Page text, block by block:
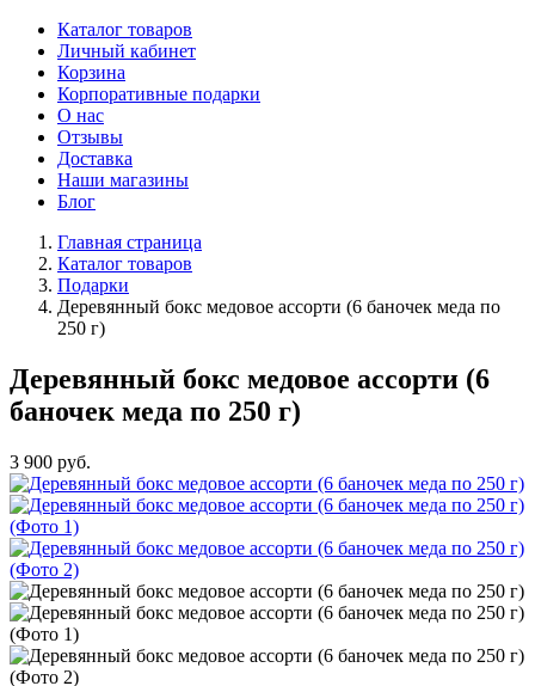
Каталог товаров
Личный кабинет
Корзина
Корпоративные подарки
О нас
Отзывы
Доставка
Наши магазины
Блог
Главная страница
Каталог товаров
Подарки
Деревянный бокс медовое ассорти (6 баночек меда по
250 г)
Деревянный бокс медовое ассорти (6
баночек меда по 250 г)
3 900 руб.